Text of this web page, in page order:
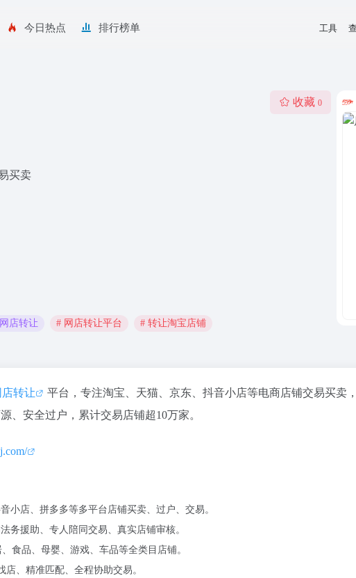
今日热点 排行榜单 工具
收藏 0
买卖
店转让 # 网店转让平台 # 转让淘宝店铺
店转让
平台，专注淘宝、天猫、京东、抖音小店等电商店铺交易买卖
、安全过户，累计交易店铺超10万家。
小店、拼多多等多平台店铺买卖、过户、交易。
务援助、专人陪同交易、真实店铺审核。
食品、母婴、游戏、车品等全类目店铺。
、精准匹配、全程协助交易。